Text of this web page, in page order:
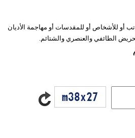
أو للأشخاص أو للمقدسات أو مهاجمة الأديان
الطائفي والعنصري والشتائم.